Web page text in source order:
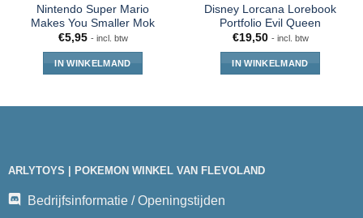
Nintendo Super Mario
Makes You Smaller Mok
€5,95 - incl. btw
IN WINKELMAND
Disney Lorcana Lorebook
Portfolio Evil Queen
€19,50 - incl. btw
IN WINKELMAND
ARLYTOYS | POKEMON WINKEL VAN FLEVOLAND
Bedrijfsinformatie / Openingstijden